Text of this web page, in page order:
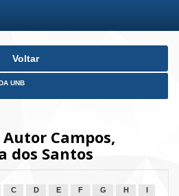
Voltar
UNB
Campos,
dos Santos
C D E F G H